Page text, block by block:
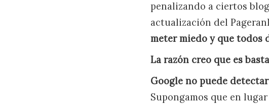
penalizando a ciertos
actualización del
meter miedo y que todos
La razón creo que es
Google no puede
Supongamos que en